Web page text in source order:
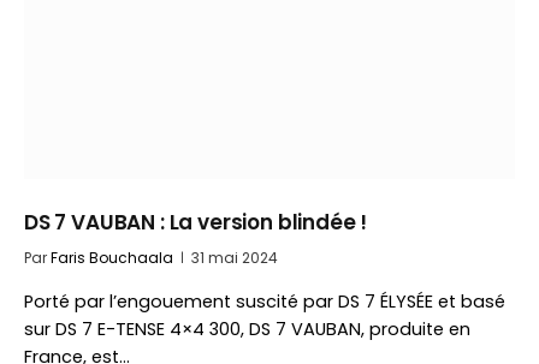
DS 7 VAUBAN : La version blindée !
ParFaris Bouchaala 31 mai 2024
Porté par l’engouement suscité par DS 7 ÉLYSÉE et basé
sur DS 7 E-TENSE 4×4 300, DS 7 VAUBAN, produite en
France, est…